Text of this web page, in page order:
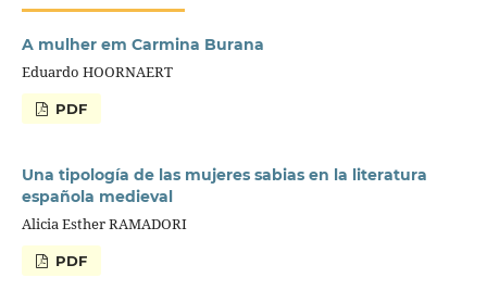
A mulher em Carmina Burana
Eduardo HOORNAERT
PDF
Una tipología de las mujeres sabias en la literatura
española medieval
Alicia Esther RAMADORI
PDF